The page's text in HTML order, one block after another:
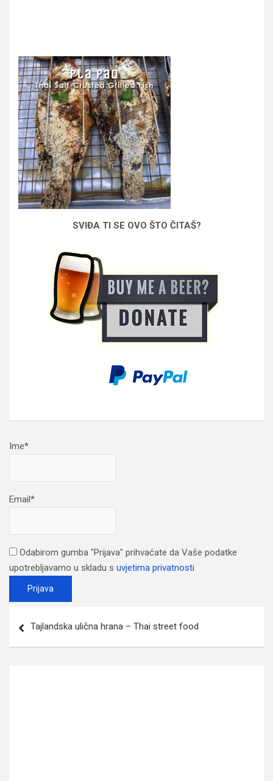
SVIĐA TI SE OVO ŠTO ČITAŠ?
Ime*
Email*
Odabirom gumba "Prijava" prihvaćate da Vaše podatke
upotrebljavamo u skladu s uvjetima privatnosti
navigation
Tajlandska ulična hrana – Thai street food